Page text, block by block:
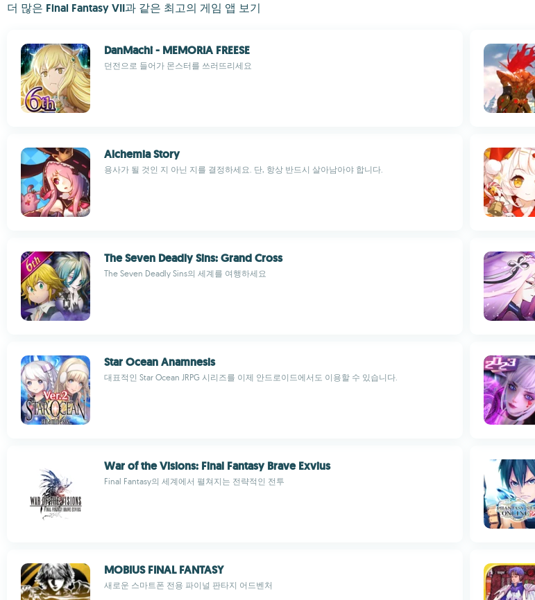
더 많은 Final Fantasy VII과 같은 최고의 게임 앱 보기
DanMachi - MEMORIA FREESE
던전으로 들어가 몬스터를 쓰러뜨리세요
Alchemia Story
용사가 될 것인 지 아닌 지를 결정하세요. 단, 항상 반드시 살아남아야 합니다.
The Seven Deadly Sins: Grand Cross
The Seven Deadly Sins의 세계를 여행하세요
Star Ocean Anamnesis
대표적인 Star Ocean JRPG 시리즈를 이제 안드로이드에서도 이용할 수 있습니다.
War of the Visions: Final Fantasy Brave Exvius
Final Fantasy의 세계에서 펼쳐지는 전략적인 전투
MOBIUS FINAL FANTASY
새로운 스마트폰 전용 파이널 판타지 어드벤처